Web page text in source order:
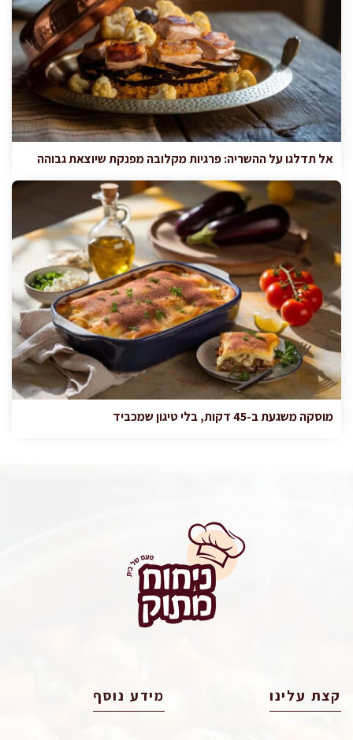
אל תדלגו על ההשריה: פרגיות מקלובה מפנקת שיוצאת גבוהה
מוסקה משגעת ב-45 דקות, בלי טיגון שמכביד
קצת עלינו מידע נוסף